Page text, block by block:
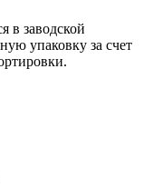
в заводской
упаковку за счет